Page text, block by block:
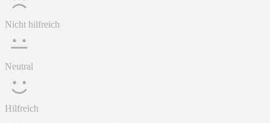
Nicht hilfreich
Neutral
Hilfreich